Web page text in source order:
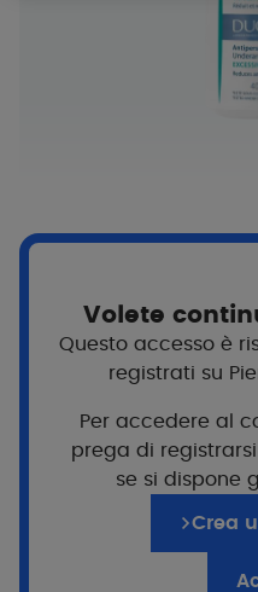
Volete
Questo accesso è
registrati su
Per accedere al
prega di
se si dispone
Crea
Rifiuta tutti
Accetta